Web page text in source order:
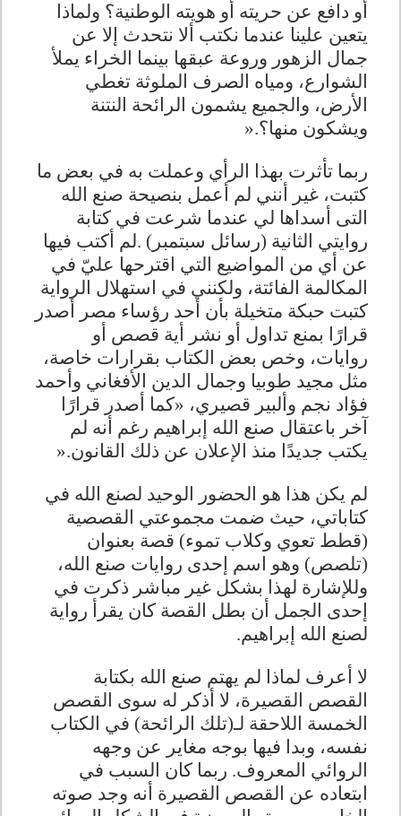
أو دافع عن حريته أو هويته الوطنية؟ ولماذا
يتعين علينا عندما نكتب ألا نتحدث إلا عن
جمال الزهور وروعة عبقها بينما الخراء يملأ
الشوارع، ومياه الصرف الملوثة تغطي
الأرض، والجميع يشمون الرائحة النتنة
ويشكون منها؟».
ربما تأثرت بهذا الرأي وعملت به في بعض ما
كتبت، غير أنني لم أعمل بنصيحة صنع الله
التى أسداها لي عندما شرعت في كتابة
روايتي الثانية (رسائل سبتمبر) .لم أكتب فيها
عن أي من المواضيع التي اقترحها عليّ في
المكالمة الفائتة، ولكنني في استهلال الرواية
كتبت حبكة متخيلة بأن أحد رؤساء مصر أصدر
قرارًا بمنع تداول أو نشر أية قصص أو
روايات، وخص بعض الكتاب بقرارات خاصة،
مثل مجيد طوبيا وجمال الدين الأفغاني وأحمد
فؤاد نجم وألبير قصيري، «كما أصدر قرارًا
آخر باعتقال صنع الله إبراهيم رغم أنه لم
يكتب جديدًا منذ الإعلان عن ذلك القانون».
لم يكن هذا هو الحضور الوحيد لصنع الله في
كتاباتي، حيث ضمت مجموعتي القصصية
(قطط تعوي وكلاب تموء) قصة بعنوان
(تلصص) وهو اسم إحدى روايات صنع الله،
وللإشارة لهذا بشكل غير مباشر ذكرت في
إحدى الجمل أن بطل القصة كان يقرأ رواية
لصنع الله إبراهيم.
لا أعرف لماذا لم يهتم صنع الله بكتابة
القصص القصيرة، لا أذكر له سوى القصص
الخمسة اللاحقة لـ(تلك الرائحة) في الكتاب
نفسه، وبدا فيها بوجه مغاير عن وجهه
الروائي المعروف. ربما كان السبب في
ابتعاده عن القصص القصيرة أنه وجد صوته